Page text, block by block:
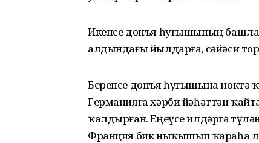
Икенсе донъя һуғышының
алдындағы йылдарға, сәйәси
Беренсе донъя һуғышына нөктә
Германияға хәрби йәһәттән
ҡалдырған. Еңеүсе илдәргә
Франция бик ны­ҡышып ҡараһа